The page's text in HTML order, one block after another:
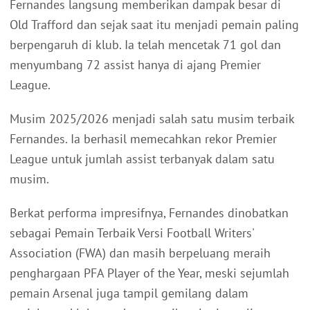
Fernandes langsung memberikan dampak besar di
Old Trafford dan sejak saat itu menjadi pemain paling
berpengaruh di klub. Ia telah mencetak 71 gol dan
menyumbang 72 assist hanya di ajang Premier
League.
Musim 2025/2026 menjadi salah satu musim terbaik
Fernandes. Ia berhasil memecahkan rekor Premier
League untuk jumlah assist terbanyak dalam satu
musim.
Berkat performa impresifnya, Fernandes dinobatkan
sebagai Pemain Terbaik Versi Football Writers'
Association (FWA) dan masih berpeluang meraih
penghargaan PFA Player of the Year, meski sejumlah
pemain Arsenal juga tampil gemilang dalam